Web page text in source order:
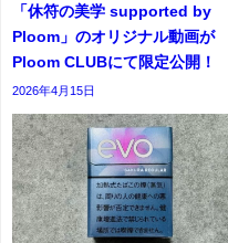
「休符の美学 supported by
Ploom」のオリジナル動画が
Ploom CLUBにて限定公開！
2026年4月15日